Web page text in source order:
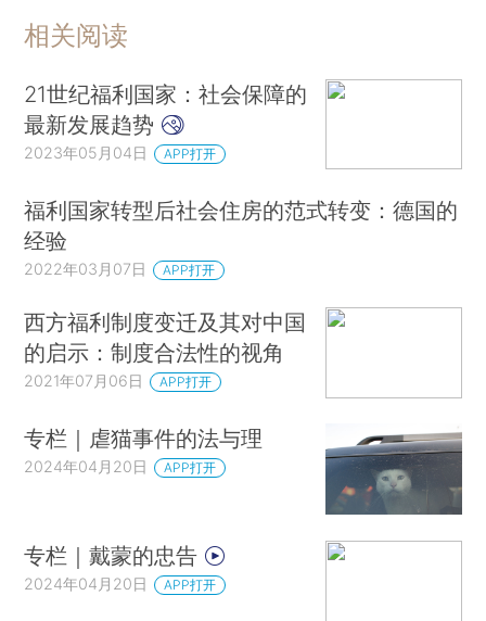
相关阅读
21世纪福利国家：社会保障的
最新发展趋势
2023年05月04日 APP打开
福利国家转型后社会住房的范式转变：德国的
经验
2022年03月07日 APP打开
西方福利制度变迁及其对中国
的启示：制度合法性的视角
2021年07月06日 APP打开
专栏｜虐猫事件的法与理
2024年04月20日 APP打开
专栏｜戴蒙的忠告
2024年04月20日 APP打开